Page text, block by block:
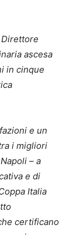
ascesa
in cinque
e un
i migliori
– a
e di
Italia
certificano